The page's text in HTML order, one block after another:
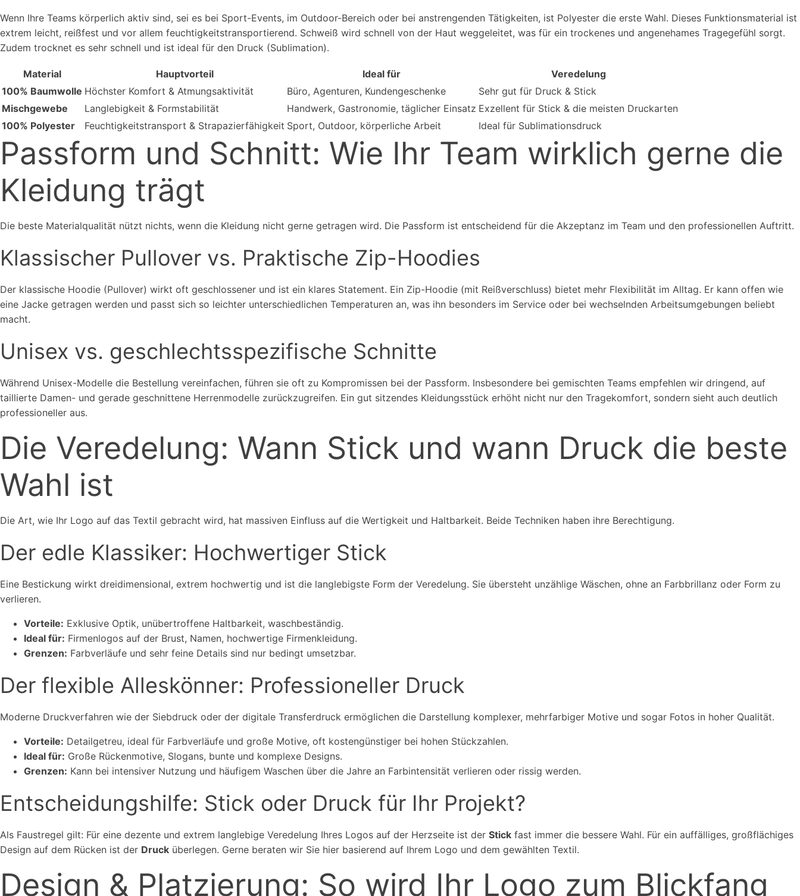
Wenn Ihre Teams körperlich aktiv sind, sei es bei Sport-Events, im Outdoor-Bereich oder bei anstrengenden Tätigkeiten, ist Polyester die erste Wahl. Dieses Funktionsmaterial ist
extrem leicht, reißfest und vor allem feuchtigkeitstransportierend. Schweiß wird schnell von der Haut weggeleitet, was für ein trockenes und angenehames Tragegefühl sorgt.
Zudem trocknet es sehr schnell und ist ideal für den Druck (Sublimation).
Material Hauptvorteil Ideal für
Veredelung
100% Baumwolle Höchster Komfort & Atmungsaktivität Büro, Agenturen, Kundengeschenke
Sehr gut für Druck & Stick
Mischgewebe
Langlebigkeit & Formstabilität Handwerk, Gastronomie, täglicher Einsatz Exzellent für Stick & die meisten Druckarten
100% Polyester
Feuchtigkeitstransport & Strapazierfähigkeit Sport, Outdoor, körperliche Arbeit Ideal für Sublimationsdruck
Passform und Schnitt: Wie Ihr Team wirklich gerne die
Kleidung trägt
Die beste Materialqualität nützt nichts, wenn die Kleidung nicht gerne getragen wird. Die Passform ist entscheidend für die Akzeptanz im Team und den professionellen Auftritt.
Klassischer Pullover vs. Praktische Zip-Hoodies
Der klassische Hoodie (Pullover) wirkt oft geschlossener und ist ein klares Statement. Ein Zip-Hoodie (mit Reißverschluss) bietet mehr Flexibilität im Alltag. Er kann offen wie
eine Jacke getragen werden und passt sich so leichter unterschiedlichen Temperaturen an, was ihn besonders im Service oder bei wechselnden Arbeitsumgebungen beliebt
macht.
Unisex vs. geschlechtsspezifische Schnitte
Während Unisex-Modelle die Bestellung vereinfachen, führen sie oft zu Kompromissen bei der Passform. Insbesondere bei gemischten Teams empfehlen wir dringend, auf
taillierte Damen- und gerade geschnittene Herrenmodelle zurückzugreifen. Ein gut sitzendes Kleidungsstück erhöht nicht nur den Tragekomfort, sondern sieht auch deutlich
professioneller aus.
Die Veredelung: Wann Stick und wann Druck die beste
Wahl ist
Die Art, wie Ihr Logo auf das Textil gebracht wird, hat massiven Einfluss auf die Wertigkeit und Haltbarkeit. Beide Techniken haben ihre Berechtigung.
Der edle Klassiker: Hochwertiger Stick
Eine Bestickung wirkt dreidimensional, extrem hochwertig und ist die langlebigste Form der Veredelung. Sie übersteht unzählige Wäschen, ohne an Farbbrillanz oder Form zu
verlieren.
Vorteile: Exklusive Optik, unübertroffene Haltbarkeit, waschbeständig.
Ideal für: Firmenlogos auf der Brust, Namen, hochwertige Firmenkleidung.
Grenzen: Farbverläufe und sehr feine Details sind nur bedingt umsetzbar.
Der flexible Alleskönner: Professioneller Druck
Moderne Druckverfahren wie der Siebdruck oder der digitale Transferdruck ermöglichen die Darstellung komplexer, mehrfarbiger Motive und sogar Fotos in hoher Qualität.
Vorteile: Detailgetreu, ideal für Farbverläufe und große Motive, oft kostengünstiger bei hohen Stückzahlen.
Ideal für: Große Rückenmotive, Slogans, bunte und komplexe Designs.
Grenzen: Kann bei intensiver Nutzung und häufigem Waschen über die Jahre an Farbintensität verlieren oder rissig werden.
Entscheidungshilfe: Stick oder Druck für Ihr Projekt?
Als Faustregel gilt: Für eine dezente und extrem langlebige Veredelung Ihres Logos auf der Herzseite ist der Stick fast immer die bessere Wahl. Für ein auffälliges, großflächiges
Design auf dem Rücken ist der Druck überlegen. Gerne beraten wir Sie hier basierend auf Ihrem Logo und dem gewählten Textil.
Design & Platzierung: So wird Ihr Logo zum Blickfang